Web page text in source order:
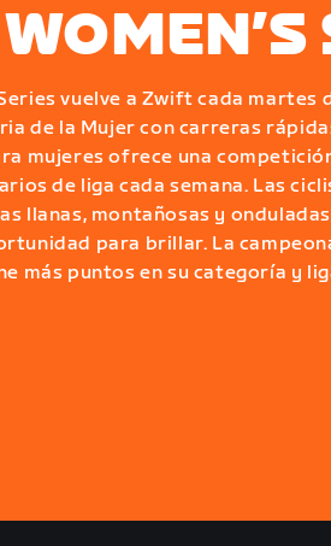
vuelve a Zwift cada
de la Mujer con carreras
mujeres ofrece una
de liga cada semana. Las
llanas, montañosas y
para brillar. La
más puntos en su categoría y